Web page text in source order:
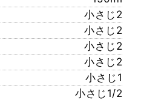
小さじ2
小さじ2
小さじ2
小さじ2
小さじ1
小さじ1/2